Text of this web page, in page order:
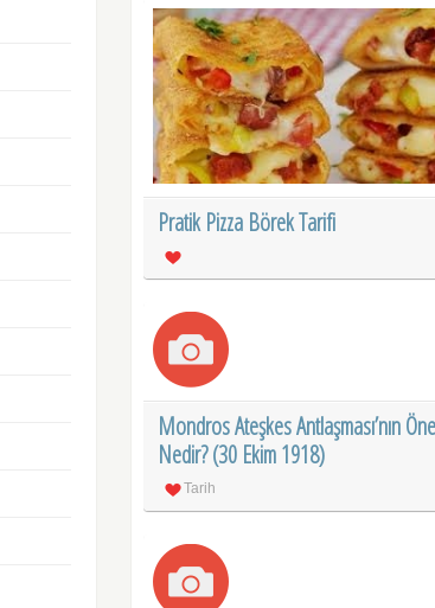
Pratik Pizza Börek Tarifi
Mondros Ateşkes Antlaşması’nın
Nedir? (30 Ekim 1918)
Tarih